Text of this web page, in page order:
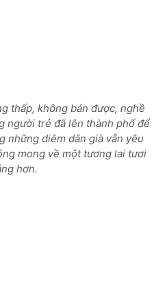
thấp, không bán được, nghề
người trẻ đã lên thành phố để
những diêm dân già vẫn yêu
mong về một tương lai tươi
hơn.